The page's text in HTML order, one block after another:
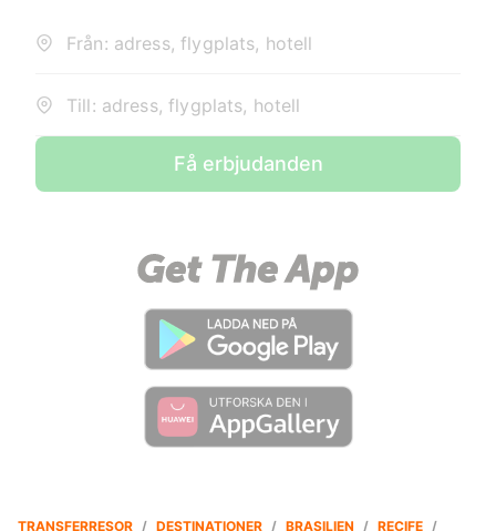
Från: adress, flygplats, hotell
Till: adress, flygplats, hotell
Få erbjudanden
TRANSFERRESOR / DESTINATIONER / BRASILIEN / RECIFE /